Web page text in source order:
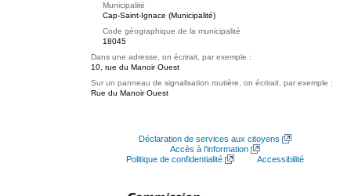
Municipalité
Cap-Saint-Ignace (Municipalité)
Code géographique de la municipalité
18045
Dans une adresse, on écrirait, par exemple :
10, rue du Manoir Ouest
Sur un panneau de signalisation routière, on écrirait, par exemple :
Rue du Manoir Ouest
Déclaration de services aux citoyens
Accès à l’information
Politique de confidentialité
Accessibilité